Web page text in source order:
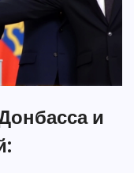
и